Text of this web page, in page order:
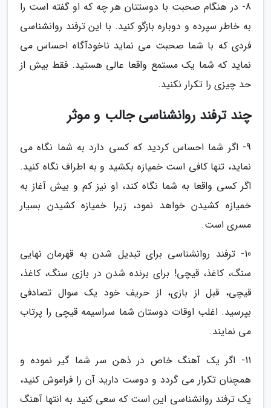
8- در هنگام صحبت با دوستتان هر چه که او گفته است را
به خاطر سپرده و دوباره بازگو کنید. با این ترفند روانشناسی
فردی که با شما صحبت می نماید ناخودآگاه احساس می
نماید که شما یک مستمع واقعا عالی هستید. فقط بیش از
حد چیزی را تکرار نکنید.
چند ترفند روانشناسی جالب و موثر
9- اگر شما احساس کردید که کسی دارد به شما نگاه می
نماید، تنها کافی است خمیازه بکشید و به اطراف نگاه کنید.
اگر کسی واقعا به شما نگاه کند، او نیز کم و بیش آغاز به
خمیازه کشیدن خواهد نمود، زیرا خمیازه کشیدن بسیار
مسری است.
10- ترفند روانشناسی برای تبدیل شدن به قهرمان نهایی
سنگ، کاغذ، قیچی! برای برنده شدن در بازی سنگ، کاغذ،
قیچی، قبل از بازی، از حریف خود یک سوال تصادفی
بپرسید. اغلب اوقات دوستان شما سراسیمه قیچی را پرتاب
می نمایند.
11- اگر یک آهنگ خاص در ذهن سر شما گیر نموده و
همچنان تکرار می گردد و دوست دارید آن را فراموش کنید،
یک ترفند روانشناسی این است که سعی کنید به انتها آهنگ